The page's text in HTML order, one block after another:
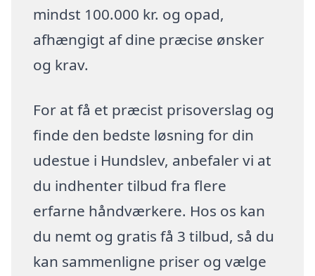
mindst 100.000 kr. og opad,
afhængigt af dine præcise ønsker
og krav.
For at få et præcist prisoverslag og
finde den bedste løsning for din
udestue i Hundslev, anbefaler vi at
du indhenter tilbud fra flere
erfarne håndværkere. Hos os kan
du nemt og gratis få 3 tilbud, så du
kan sammenligne priser og vælge